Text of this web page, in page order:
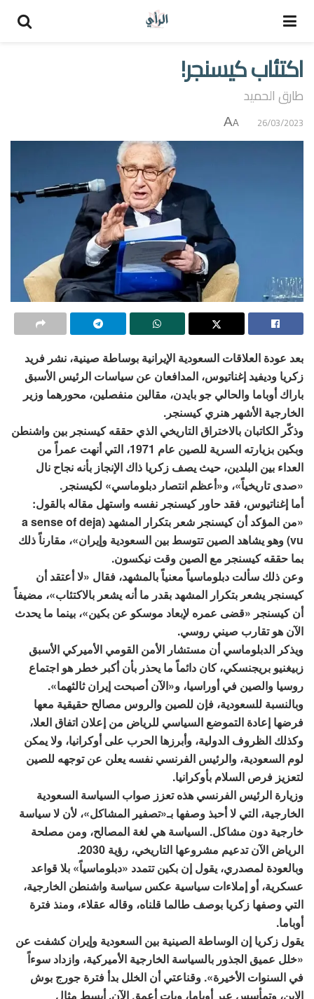
اكتئاب كيسنجر!
طارق الحميد
26/03/2023
A
A
بعد عودة العلاقات السعودية الإيرانية بوساطة صينية، نشر فريد
زكريا وديفيد إغناتيوس، المدافعان عن سياسات الرئيس الأسبق
باراك أوباما والحالي جو بايدن، مقالين منفصلين، محورهما وزير
الخارجية الأشهر هنري كيسنجر.
وذكّر الكاتبان بالاختراق التاريخي الذي حققه كيسنجر بين واشنطن
وبكين بزيارته السرية للصين عام 1971، التي أنهت عمراً من
العداء بين البلدين، حيث يصف زكريا ذاك الإنجاز بأنه نجاح نال
«صدى تاريخياً»، و«أعظم انتصار دبلوماسي» لكيسنجر.
أما إغناتيوس، فقد حاور كيسنجر نفسه واستهل مقاله بالقول:
«من المؤكد أن كيسنجر شعر بتكرار المشهد (a sense of deja
vu) وهو يشاهد الصين تتوسط بين السعودية وإيران»، مقارناً ذلك
بما حققه كيسنجر مع الصين وقت نيكسون.
وعن ذلك سألت دبلوماسياً معنياً بالمشهد، فقال «لا أعتقد أن
كيسنجر يشعر بتكرار المشهد بقدر ما أنه يشعر بالاكتئاب»، مضيفاً
أن كيسنجر «قضى عمره لإبعاد موسكو عن بكين»، بينما ما يحدث
الآن هو تقارب صيني روسي.
ويذكر الدبلوماسي أن مستشار الأمن القومي الأميركي الأسبق
زبيغنيو بريجنسكي، كان دائماً ما يحذر بأن أكبر خطر هو اجتماع
روسيا والصين في أوراسيا، و«الآن أصبحت إيران ثالثهما».
وبالنسبة للسعودية، فإن للصين والروس مصالح حقيقية معها
فرضها إعادة التموضع السياسي للرياض من إعلان اتفاق العلا،
وكذلك الظروف الدولية، وأبرزها الحرب على أوكرانيا، ولا يمكن
لوم السعودية، والرئيس الفرنسي نفسه يعلن عن توجهه للصين
لتعزيز فرص السلام بأوكرانيا.
وزيارة الرئيس الفرنسي هذه تعزز صواب السياسة السعودية
الخارجية، التي لا أحبذ وصفها بـ«تصفير المشاكل»، لأن لا سياسة
خارجية دون مشاكل. السياسة هي لغة المصالح، ومن مصلحة
الرياض الآن تدعيم مشروعها التاريخي، رؤية 2030.
وبالعودة لمصدري، يقول إن بكين تتمدد «دبلوماسياً» بلا قواعد
عسكرية، أو إملاءات سياسية عكس سياسة واشنطن الخارجية،
التي وصفها زكريا بوصف طالما قلناه، وقاله عقلاء، ومنذ فترة
أوباما.
يقول زكريا إن الوساطة الصينية بين السعودية وإيران كشفت عن
«خلل عميق الجذور بالسياسة الخارجية الأميركية، وازداد سوءاً
في السنوات الأخيرة». وقناعتي أن الخلل بدأ فترة جورج بوش
الابن، وتمأسس عبر أوباما، وبات أعمق الآن. أبسط مثال